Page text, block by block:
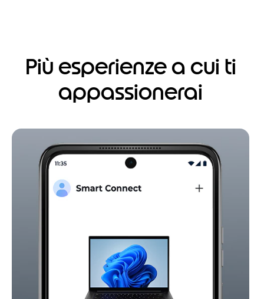
Più esperienze a cui ti
appassionerai